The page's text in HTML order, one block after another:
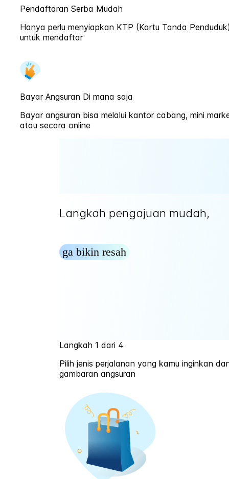
Pendaftaran Serba Mudah
Hanya perlu menyiapkan KTP (Kartu Tanda
untuk mendaftar
Bayar Angsuran Di mana saja
Bayar angsuran bisa melalui kantor cabang, mini
atau secara online
Langkah pengajuan mudah,
ga bikin resah
Langkah 1 dari 4
Pilih jenis perjalanan yang kamu inginkan
gambaran angsuran